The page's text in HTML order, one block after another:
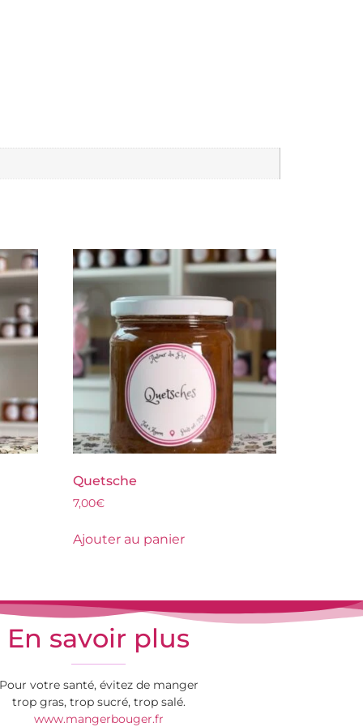
Quetsche
7,00€
Ajouter au panier
En savoir plus
votre santé, évitez de manger
trop gras, trop sucré, trop salé.
www.mangerbouger.fr